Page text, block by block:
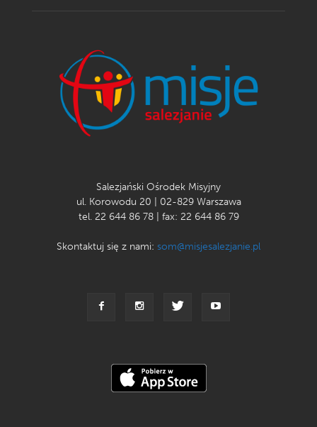
Salezjański Ośrodek Misyjny
ul. Korowodu 20 | 02-829 Warszawa
tel. 22 644 86 78 | fax: 22 644 86 79
Skontaktuj się z nami: som@misjesalezjanie.pl